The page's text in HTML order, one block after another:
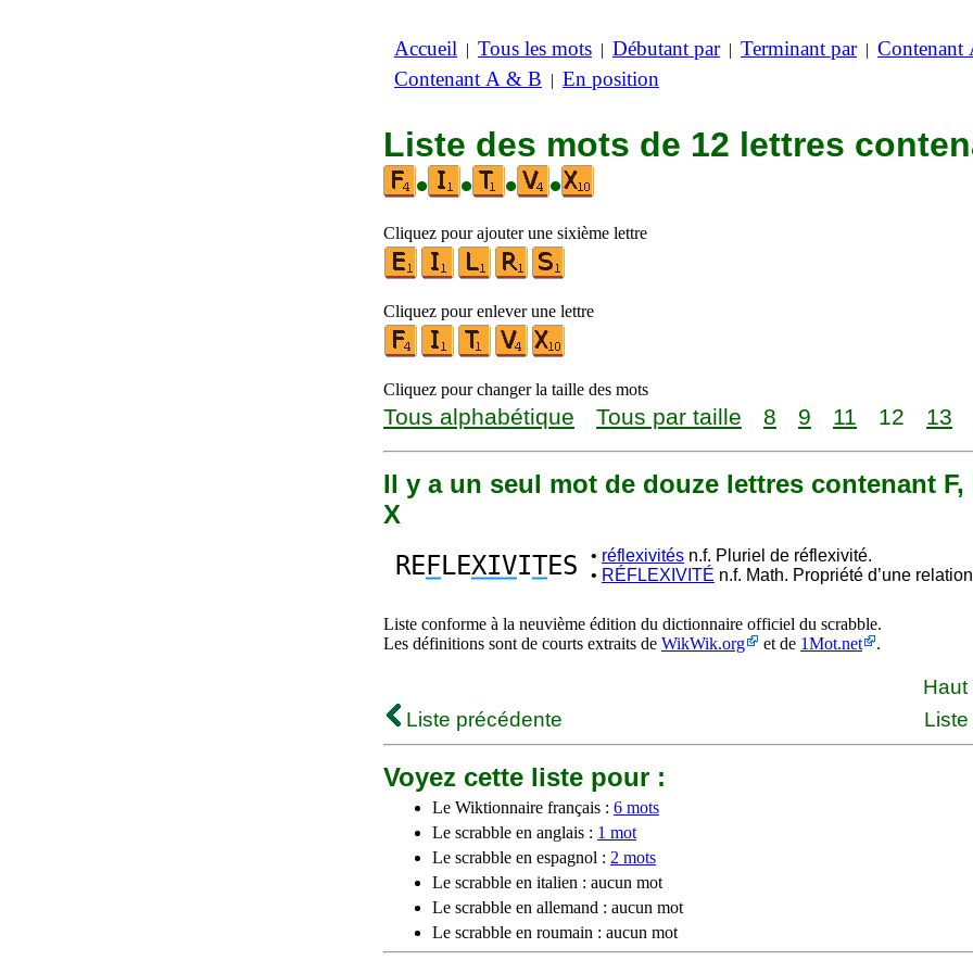
Accueil | Tous les mots | Débutant par| Terminant par| Contenant
Contenant A & B | En position
Liste des mots de 12 lettres
•
• • •
Cliquez pour ajouter une sixième lettre
Cliquez pour enlever une lettre
Cliquez pour changer la taille des mots
Tous alphabétique Tous par taille 8 9 11 12 13
Il y a un seul mot de douze lettres contenant F,
X
RE F LEXIVITES • réflexivités n.f. Pluriel de réflexivité.
• RÉFLEXIVITÉ n.f. Math. Propriété d’une
Liste conforme à la neuvième édition du dictionnaire officiel du scrabble.
Les définitions sont de courts extraits de WikWik.org et de 1Mot.net .
Haut
Liste précédente
Voyez cette liste pour :
Le Wiktionnaire français : 6 mots
Le scrabble en anglais : 1 mot
Le scrabble en espagnol : 2 mots
Le scrabble en italien : aucun mot
Le scrabble en allemand : aucun mot
Le scrabble en roumain : aucun mot